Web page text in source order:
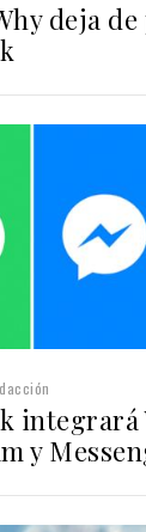
deja
integrará
y